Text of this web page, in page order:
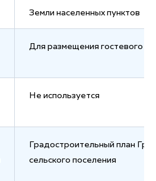
Земли населенных пунктов
Для размещения гостевого
Не используется
Градостроительный план
сельского поселения